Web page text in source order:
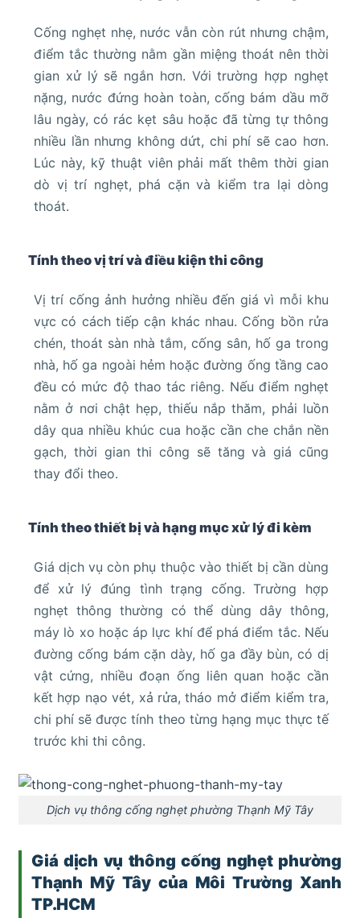
Cống nghẹt nhẹ, nước vẫn còn rút nhưng chậm,
điểm tắc thường nằm gần miệng thoát nên thời
gian xử lý sẽ ngắn hơn. Với trường hợp nghẹt
nặng, nước đứng hoàn toàn, cống bám dầu mỡ
lâu ngày, có rác kẹt sâu hoặc đã từng tự thông
nhiều lần nhưng không dứt, chi phí sẽ cao hơn.
Lúc này, kỹ thuật viên phải mất thêm thời gian
dò vị trí nghẹt, phá cặn và kiểm tra lại dòng
thoát.
Tính theo vị trí và điều kiện thi công
Vị trí cống ảnh hưởng nhiều đến giá vì mỗi khu
vực có cách tiếp cận khác nhau. Cống bồn rửa
chén, thoát sàn nhà tắm, cống sân, hố ga trong
nhà, hố ga ngoài hẻm hoặc đường ống tầng cao
đều có mức độ thao tác riêng. Nếu điểm nghẹt
nằm ở nơi chật hẹp, thiếu nắp thăm, phải luồn
dây qua nhiều khúc cua hoặc cần che chắn nền
gạch, thời gian thi công sẽ tăng và giá cũng
thay đổi theo.
Tính theo thiết bị và hạng mục xử lý đi kèm
Giá dịch vụ còn phụ thuộc vào thiết bị cần dùng
để xử lý đúng tình trạng cống. Trường hợp
nghẹt thông thường có thể dùng dây thông,
máy lò xo hoặc áp lực khí để phá điểm tắc. Nếu
đường cống bám cặn dày, hố ga đầy bùn, có dị
vật cứng, nhiều đoạn ống liên quan hoặc cần
kết hợp nạo vét, xả rửa, tháo mở điểm kiểm tra,
chi phí sẽ được tính theo từng hạng mục thực tế
trước khi thi công.
Dịch vụ thông cống nghẹt phường Thạnh Mỹ Tây
Giá dịch vụ thông cống nghẹt phường
Thạnh Mỹ Tây của Môi Trường Xanh
TP.HCM